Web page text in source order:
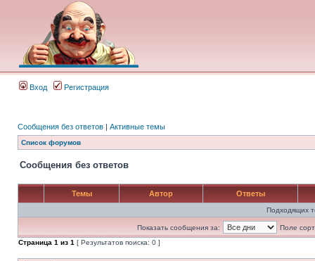
Вход Регистрация
Сообщения без ответов | Активные темы
Список форумов
Сообщения без ответов
Темы Автор Ответы
Подходящих
Показать сообщения за:
Поле
Страница 1 из 1 [ Результатов поиска: 0 ]